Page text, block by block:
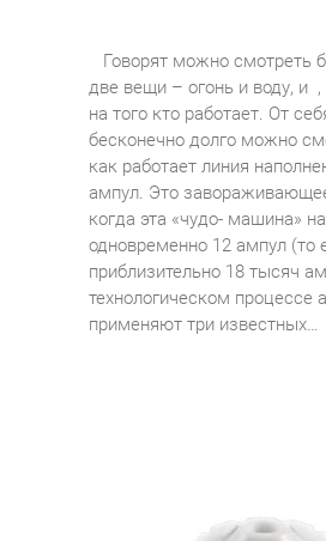
Говорят можно смотреть
две вещи – огонь и воду, и
на того кто работает. От
бесконечно долго можно
как работает линия
ампул. Это
когда эта «чудо- машина»
одновременно 12 ампул (то
приблизительно 18 тысяч
технологическом процессе
применяют три известных…